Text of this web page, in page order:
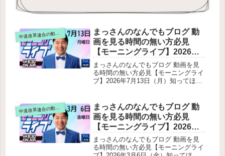
中道改革連合の動画をテキスト要約
まっさんのなんでもブログ 動
画を見る時間の無い方必見
【モーニングライブ】2026年7
月13日（月）知ってほしい今
日のニュースを厳選！いさ進
一が生解説する新聞情報【 15
/ 中道動画 】をテキスト要約
まっさんのなんでもブログ 動画を見
る時間の無い方必見【モーニングライ
ブ】2026年7月13日（月）知ってほし
治ニュース / 生配信 / 中道動画 】をテ
キスト要約冒頭の状況・雑談ニコニコ
動画出演の振り返り関西ローカル番組
『正義のミカタ』出演告知今日の国会
質問（副首都法案）について法案の現
状同日選挙の問題点副首都法案の構造
的問題重要論点を国会で議論しないま
中道改革連合の動画をテキスト要約
まっさんのなんでもブログ 動
画を見る時間の無い方必見
【モーニングライブ】2026年3
月6日（金）知ってほしい今日
のニュースを厳選！いさ進一
まっさんのなんでもブログ 動画を見
る時間の無い方必見【モーニングライ